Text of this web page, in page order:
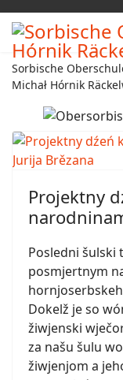
Sorbische
Michał Hórnik
Sprache
Projektny
Posledni šulski
posmjertnym
Dokelž je so
žiwjenski
za našu šulu
žiwjenjom a